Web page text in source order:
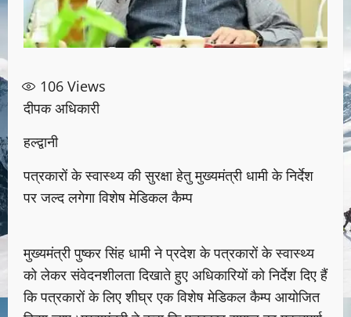
106 Views
दीपक अधिकारी
हल्द्वानी
पत्रकारों के स्वास्थ्य की सुरक्षा हेतु मुख्यमंत्री धामी के निर्देश
पर जल्द लगेगा विशेष मेडिकल कैम्प
मुख्यमंत्री पुष्कर सिंह धामी ने प्रदेश के पत्रकारों के स्वास्थ्य
को लेकर संवेदनशीलता दिखाते हुए अधिकारियों को निर्देश दिए हैं
कि पत्रकारों के लिए शीघ्र एक विशेष मेडिकल कैम्प आयोजित